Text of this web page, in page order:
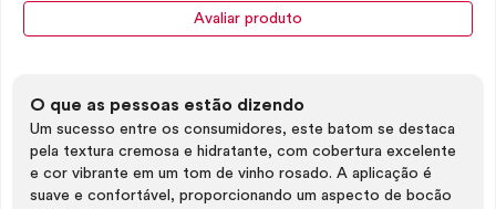
Avaliar produto
O que as pessoas estão dizendo
Um sucesso entre os consumidores, este batom se destaca
pela textura cremosa e hidratante, com cobertura excelente
e cor vibrante em um tom de vinho rosado. A aplicação é
suave e confortável, proporcionando um aspecto de bocão